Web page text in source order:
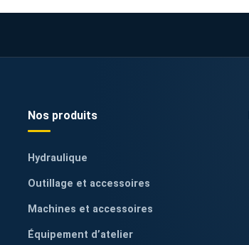
Nos produits
Hydraulique
Outillage et accessoires
Machines et accessoires
Équipement d’atelier